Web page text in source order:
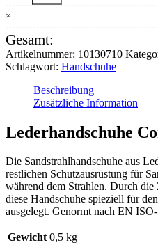
Menge
×
Gesamt:
Artikelnummer: 10130710
Schlagwort: Handschuhe
Beschreibung
Zusätzliche Information
Lederhandschuhe
Die Sandstrahlhandschuhe aus
restlichen Schutzausrüstung für
während dem Strahlen. Durch
diese Handschuhe spieziell für
ausgelegt. Genormt nach EN
Gewicht 0,5 kg